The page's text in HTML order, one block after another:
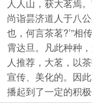
人人山，获大茗焉
尚诣昙济道人于八
也，何言茶茗?’”相
霄达旦。凡此种种
人推荐，大茗，以
宣传、美化的。因
播起到了一定的积极